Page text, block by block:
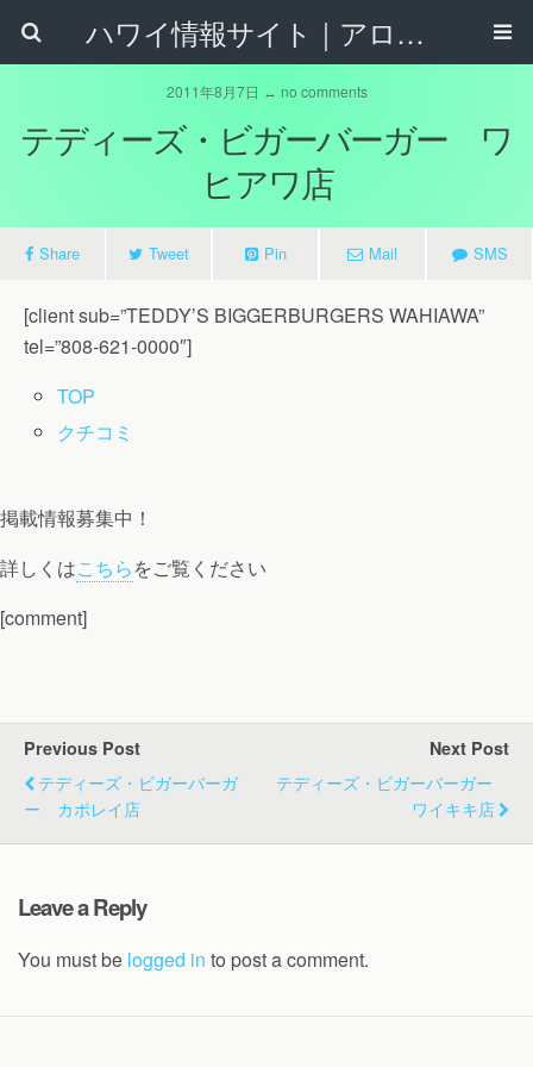
ハワイ情報サイト｜アロハタウンネット
2011年8月7日 ↔ no comments
テディーズ・ビガーバーガー ワ
ヒアワ店
Share Tweet Pin Mail SMS
[client sub=”TEDDY’S BIGGERBURGERS WAHIAWA”
tel=”808-621-0000″]
TOP
クチコミ
掲載情報募集中！
詳しくはこちらをご覧ください
[comment]
Previous Post
テディーズ・ビガーバーガ
ー カポレイ店
Next Post
テディーズ・ビガーバーガー
ワイキキ店
Leave a Reply
You must be logged in to post a comment.